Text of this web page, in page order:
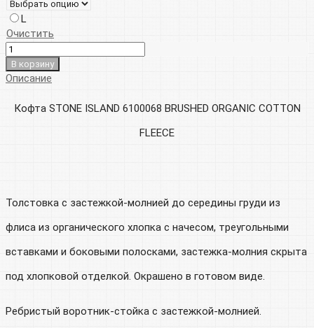
L
Очистить
В корзину
Описание
Кофта STONE ISLAND 6100068 BRUSHED ORGANIC COTTON
FLEECE
Толстовка с застежкой-молнией до середины груди из
флиса из органического хлопка с начесом, треугольными
вставками и боковыми полосками, застежка-молния скрыта
под хлопковой отделкой. Окрашено в готовом виде.
Ребристый воротник-стойка с застежкой-молнией.